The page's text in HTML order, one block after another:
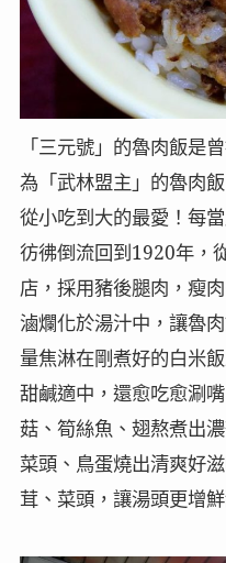
「三元號」的魯肉飯是
為「武林盟主」的魯肉
從小吃到大的最愛！每
彷彿倒流回到1920年，
店，採用豬後腿肉，瘦
滷爛化於湯汁中，讓魯
量焦淋在剛煮好的白米
甜鹹適中，還愈吃愈涮
菇、筍絲魚、翅熬煮出
菜頭、鳥蛋燒出清爽好
茸、菜頭，讓湯頭更增鮮